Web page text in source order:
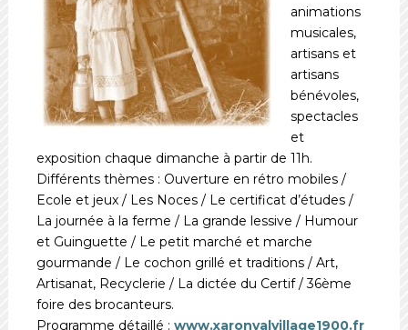
animations
musicales,
artisans et
artisans
bénévoles,
spectacles
et
exposition chaque dimanche à partir de 11h.
Différents thèmes : Ouverture en rétro mobiles /
Ecole et jeux / Les Noces / Le certificat d’études /
La journée à la ferme / La grande lessive / Humour
et Guinguette / Le petit marché et marche
gourmande / Le cochon grillé et traditions / Art,
Artisanat, Recyclerie / La dictée du Certif / 36ème
foire des brocanteurs.
Programme détaillé : www.xaronvalvillage1900.fr